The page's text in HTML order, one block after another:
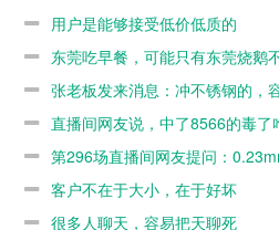
业品了
用户是能够接受低价低质的
东莞吃早餐，可能只有东莞烧鹅
张老板发来消息：冲不锈钢的，
下 直播间网友说，中了8566的毒了
第296场直播间网友提问：
模具料？
客户不在于大小，在于好坏
很多人聊天，容易把天聊死